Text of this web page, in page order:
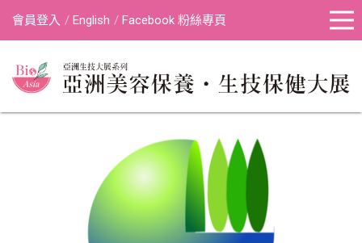
會員登入 English Facebook 粉絲專頁